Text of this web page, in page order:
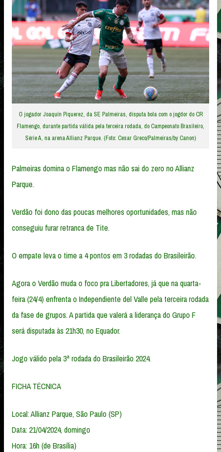
O jogador Joaquín Piquerez, da SE Palmeiras, disputa bola com o jogdor do CR
Flamengo, durante partida válida pela terceira rodada, do Campeonato Brasileiro,
Série A, na arena Allianz Parque. (Foto: Cesar Greco/Palmeiras/by Canon)
Palmeiras domina o Flamengo mas não sai do zero no Allianz
Parque.
Verdão foi dono das poucas melhores oportunidades, mas não
conseguiu furar retranca de Tite.
O empate leva o time a 4 pontos em 3 rodadas do Brasileirão.
Agora o Verdão muda o foco pra Libertadores, já que na quarta-
feira (24/4) enfrenta o Independiente del Valle pela terceira rodada
da fase de grupos. A partida que valerá a liderança do Grupo F
será disputada às 21h30, no Equador.
Jogo válido pela 3ª rodada do Brasileirão 2024.
FICHA TÉCNICA
Local: Allianz Parque, São Paulo (SP)
Data: 21/04/2024, domingo
Hora: 16h (de Brasília)